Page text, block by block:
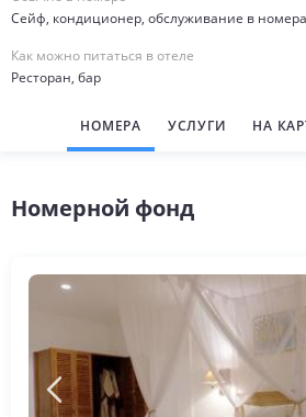
Сейф, кондиционер, обслуживание в
Как можно питаться в отеле
Ресторан, бар
НОМЕРА УСЛУГИ НА
Номерной фонд